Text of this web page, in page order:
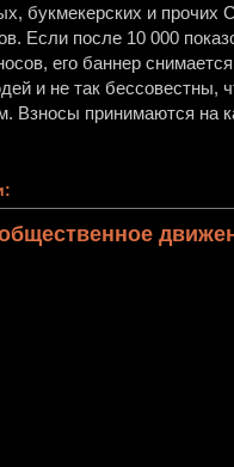
букмекерских и
Если после 10 000
его баннер
и не так
Взносы принимаются на